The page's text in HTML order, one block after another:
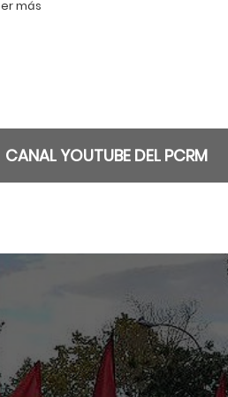
más
CANAL YOUTUBE DEL PCRM